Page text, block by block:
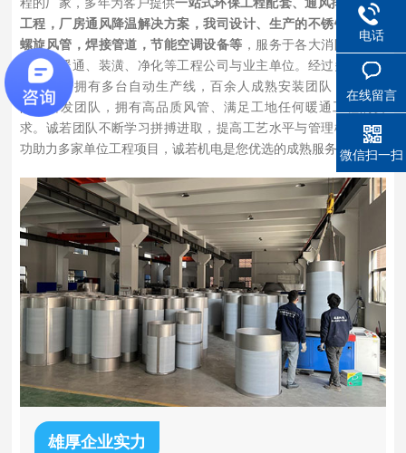
工程，厂房通风降温解决方案，我司设计、生产的不锈钢风管，
螺旋风管，焊接管道，节能空调设备等 ，服务于各大消防、建筑
安装、暖通、装潢、净化等工程公司与业主单位。经过多年的发
展，诚若拥有多台自动生产线，百余人成熟安装团队，技术团
队，研发团队，拥有高品质风管、满足工地任何暖通工程的要
求。诚若团队不断学习拼搏进取，提高工艺水平与管理模式并成
功助力多家单位工程项目，诚若机电是您优选的成熟服务商。
雄厚企业实力
电话
在线留言
微信扫一扫